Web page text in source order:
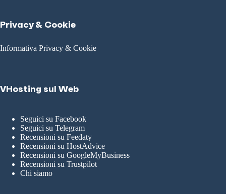
Privacy & Cookie
Informativa Privacy & Cookie
VHosting sul Web
Seguici su Facebook
Seguici su Telegram
Recensioni su Feedaty
Recensioni su HostAdvice
Recensioni su GoogleMyBusiness
Recensioni su Trustpilot
Chi siamo